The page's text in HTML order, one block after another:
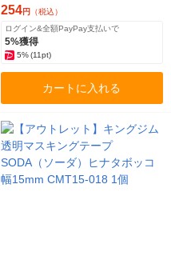
0-009 1個
254円 （税込）
ログイン&全額PayPay支払いで
5%獲得
5% (11pt)
カートに入れる